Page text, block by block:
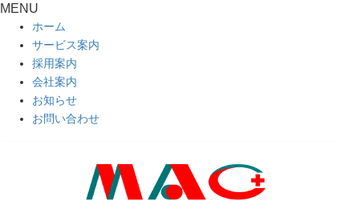
MENU
ホーム
サービス案内
採用案内
会社案内
お知らせ
お問い合わせ